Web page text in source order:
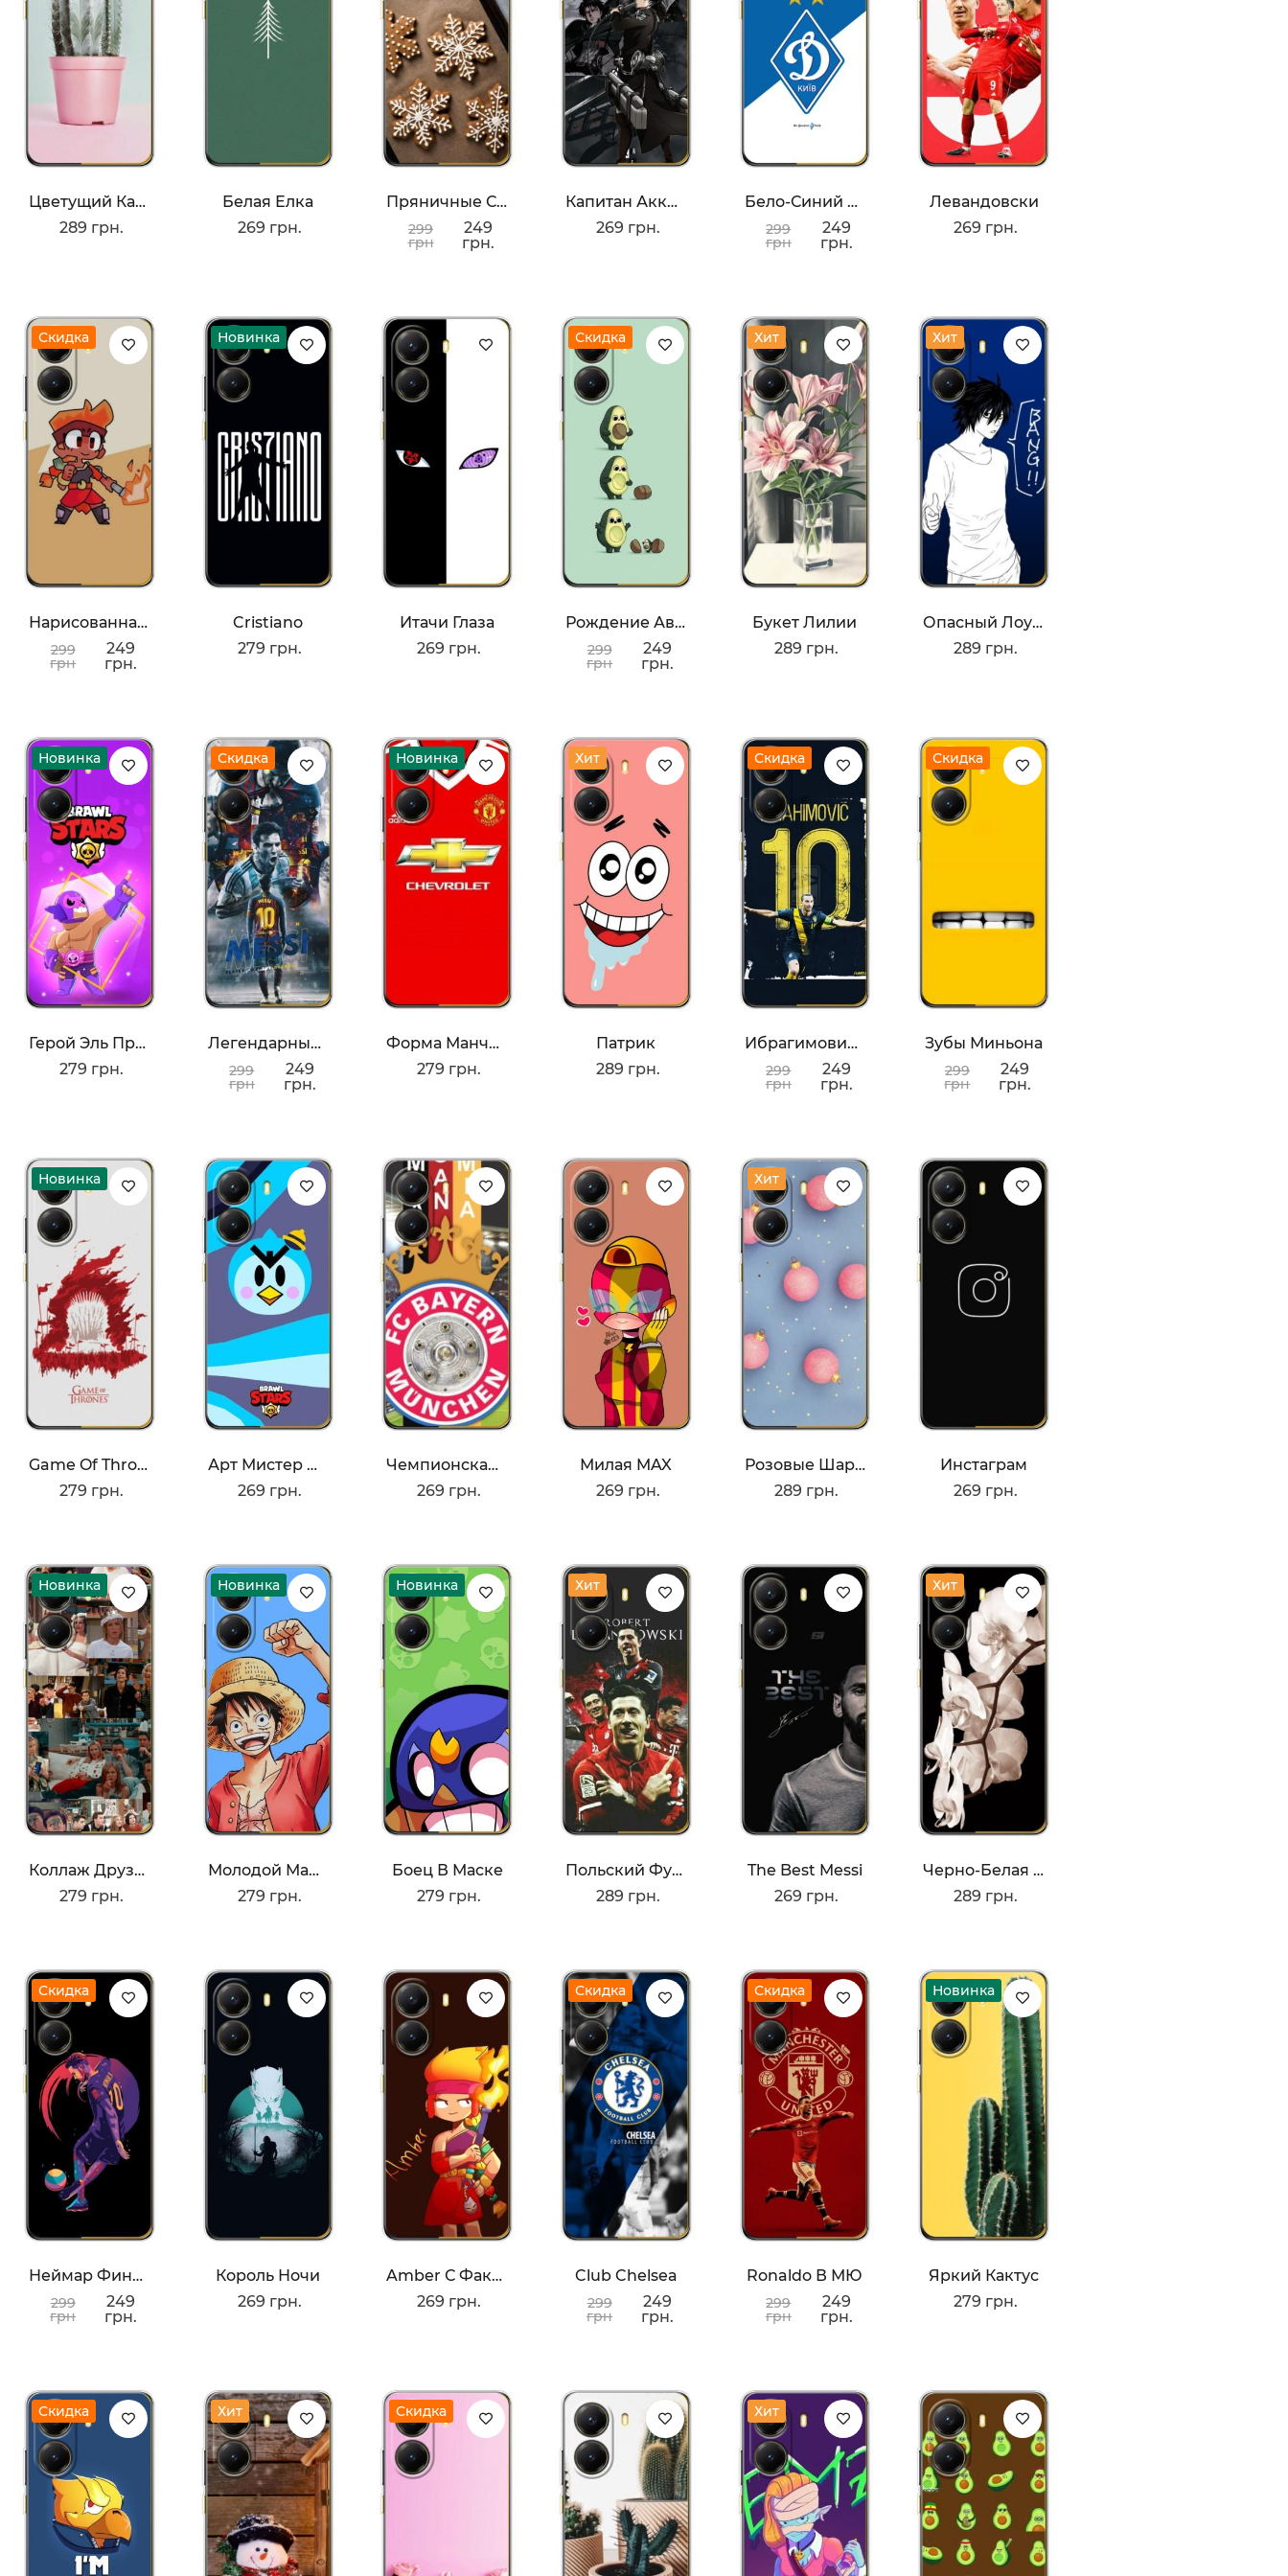
Цветущий Кактус
289 грн.
Белая Елка
269 грн.
Пряничные Снежинки
299
грн
249
грн.
Капитан Аккерман
269 грн.
Бело-Синий Динамо
299
грн
249
грн.
Левандовски
269 грн.
Скидка
Нарисованная Amber
299
грн
249
грн.
Новинка
Cristiano
279 грн.
Итачи Глаза
269 грн.
Скидка
Рождение Авокадо
299
грн
249
грн.
Хит
Букет Лилии
289 грн.
Хит
Опасный Лоулайт
289 грн.
Новинка
Герой Эль Примо
279 грн.
Скидка
Легендарный Месси
299
грн
249
грн.
Новинка
Форма Манчестера Юнайтед
279 грн.
Хит
Патрик
289 грн.
Скидка
Ибрагимович 10
299
грн
249
грн.
Скидка
Зубы Миньона
299
грн
249
грн.
Новинка
Game Of Thrones
279 грн.
Арт Мистер Пи
269 грн.
Чемпионская Бавария
269 грн.
Милая MAX
269 грн.
Хит
Розовые Шары
289 грн.
Инстаграм
269 грн.
Новинка
Коллаж Друзья
279 грн.
Новинка
Молодой Манки Де Луффи
279 грн.
Новинка
Боец В Маске
279 грн.
Хит
Польский Футболист
289 грн.
The Best Messi
269 грн.
Хит
Черно-Белая Орхидея
289 грн.
Скидка
Неймар Финты
299
грн
249
грн.
Король Ночи
269 грн.
Amber С Факелом
269 грн.
Скидка
Club Chelsea
299
грн
249
грн.
Скидка
Ronaldo В МЮ
299
грн
249
грн.
Новинка
Яркий Кактус
279 грн.
Скидка Хит Скидка Хит